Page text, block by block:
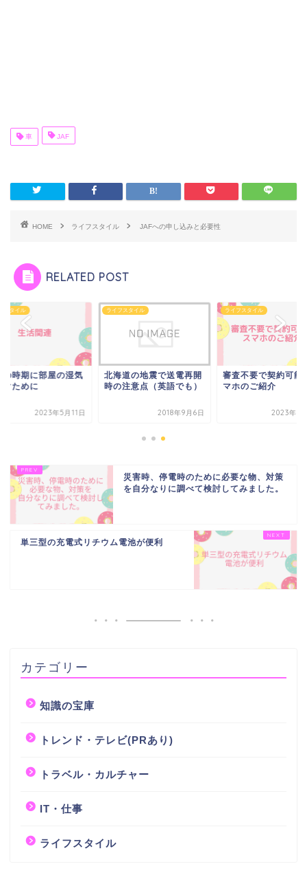
車 JAF
HOME ライフスタイル JAFへの申し込みと必要性
RELATED POST
スタイル
の時期に部屋の湿気
ぐために
2023年5月11日
ライフスタイル
北海道の地震で送電再開
時の注意点（英語でも）
2018年9月6日
ライフスタイル
審査不要で契約可能
マホのご紹介
2023年7
災害時、停電時のために必要な物、対策
を自分なりに調べて検討してみました。
単三型の充電式リチウム電池が便利
カテゴリー
知識の宝庫
トレンド・テレビ(PRあり)
トラベル・カルチャー
IT・仕事
ライフスタイル